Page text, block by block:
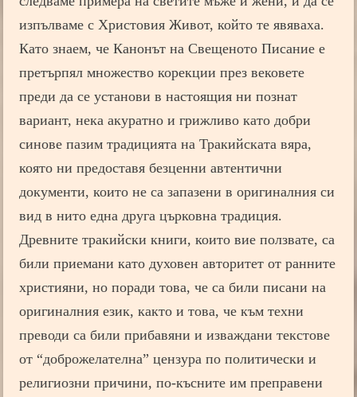
изпълваме с Христовия Живот, който те явяваха.
Като знаем, че Канонът на Свещеното Писание е
претърпял множество корекции през вековете
преди да се установи в настоящия ни познат
вариант, нека акуратно и грижливо като добри
синове пазим традицията на Тракийската вяра,
която ни предоставя безценни автентични
документи, които не са запазени в оригиналния си
вид в нито една друга църковна традиция.
Древните тракийски книги, които вие ползвате, са
били приемани като духовен авторитет от ранните
християни, но поради това, че са били писани на
оригиналния език, както и това, че към техни
преводи са били прибавяни и изваждани текстове
от “доброжелателна” цензура по политически и
религиозни причини, по-късните им преправени